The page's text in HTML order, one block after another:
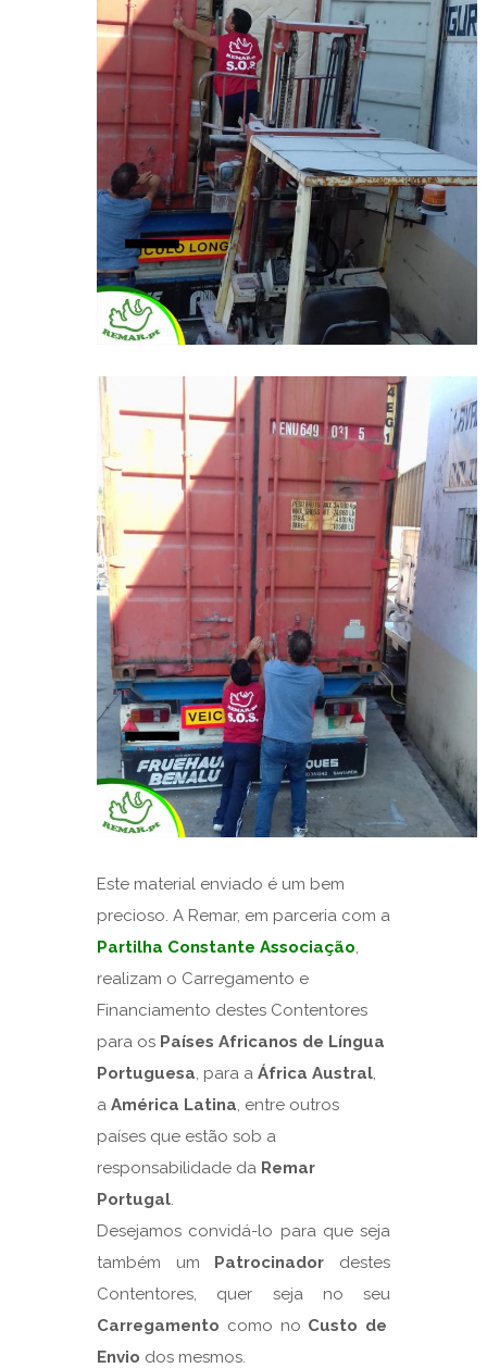
Este material enviado é um bem
precioso. A Remar, em parceria com a
Partilha Constante Associação,
realizam o Carregamento e
Financiamento destes Contentores
para os Países Africanos de Língua
Portuguesa, para a África Austral,
a América Latina, entre outros
países que estão sob a
responsabilidade da Remar
Portugal.
Desejamos convidá-lo para que seja
também um Patrocinador destes
Contentores, quer seja no seu
Carregamento como no Custo de
Envio dos mesmos.